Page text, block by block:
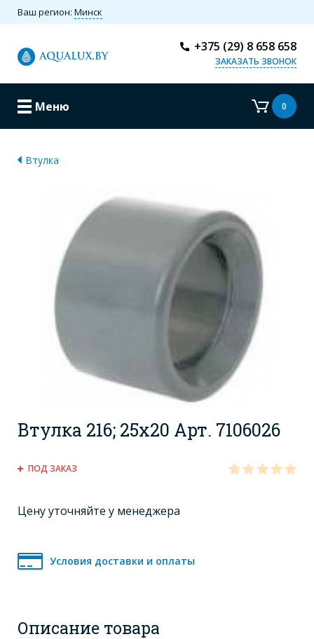
Ваш регион: Минск
+375 (29) 8 658 658
ЗАКАЗАТЬ ЗВОНОК
Меню 0
Втулка
Втулка 216; 25x20 Арт. 7106026
ПОД ЗАКАЗ
Цену уточняйте у менеджера
Условия доставки и оплаты
Описание товара